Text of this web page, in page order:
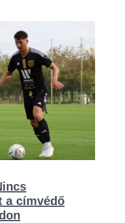
a címvédő